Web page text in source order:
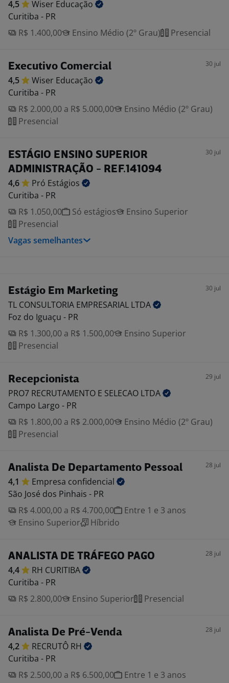
4,5 Wiser Educação
Curitiba - PR
R$ 1.400,00
Ensino Médio (2º Grau) Presencial
Executivo Comercial 30 jul
4,5 Wiser Educação
Curitiba - PR
R$ 2.000,00 a R$ 5.000,00
Ensino Médio (2º Grau)
Presencial
ESTÁGIO ENSINO SUPERIOR
ADMINISTRAÇÃO - REF.141094
30 jul
4,6 Pró Estágios
Curitiba - PR
R$ 1.050,00
Só estágios
Ensino Superior
Presencial
Vagas semelhantes
Estágio Em Marketing 30 jul
TL CONSULTORIA EMPRESARIAL LTDA
Foz do Iguaçu - PR
R$ 1.300,00 a R$ 1.500,00
Ensino Superior
Presencial
Recepcionista 29 jul
PRO7 RECRUTAMENTO E SELECAO LTDA
Campo Largo - PR
R$ 1.800,00 a R$ 2.000,00
Ensino Médio (2º Grau)
Presencial
Analista De Departamento Pessoal 28 jul
4,1 Empresa confidencial
São José dos Pinhais - PR
R$ 4.000,00 a R$ 4.700,00
Entre 1 e 3 anos
Ensino Superior
Híbrido
ANALISTA DE TRÁFEGO PAGO 28 jul
4,4 RH CURITIBA
Curitiba - PR
R$ 2.800,00
Ensino Superior Presencial
Analista De Pré-Venda 28 jul
4,2 RECRUTÔ RH
Curitiba - PR
R$ 2.500,00 a R$ 6.500,00
Entre 1 e 3 anos